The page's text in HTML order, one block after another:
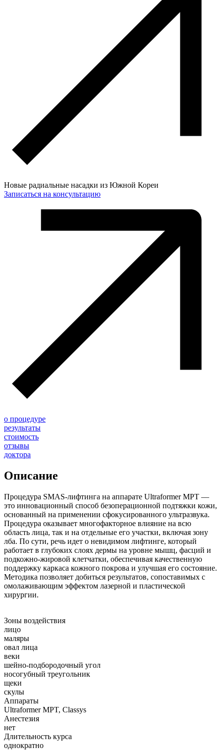
Новые радиальные насадки из Южной Кореи
Записаться на консультацию
о процедуре
результаты
стоимость
отзывы
доктора
Описание
Процедура SMAS-лифтинга на аппарате Ultraformer MPT —
это инновационный способ безоперационной подтяжки кожи,
основанный на применении сфокусированного ультразвука.
Процедура оказывает многофакторное влияние на всю
область лица, так и на отдельные его участки, включая зону
лба. По сути, речь идет о невидимом лифтинге, который
работает в глубоких слоях дермы на уровне мышц, фасций и
подкожно-жировой клетчатки, обеспечивая качественную
поддержку каркаса кожного покрова и улучшая его состояние.
Методика позволяет добиться результатов, сопоставимых с
омолаживающим эффектом лазерной и пластической
хирургии.
Зоны воздействия
лицо
маляры
овал лица
веки
шейно-подбородочный угол
носогубный треугольник
щеки
скулы
Аппараты
Ultraformer MPT, Classys
Анестезия
нет
Длительность курса
однократно